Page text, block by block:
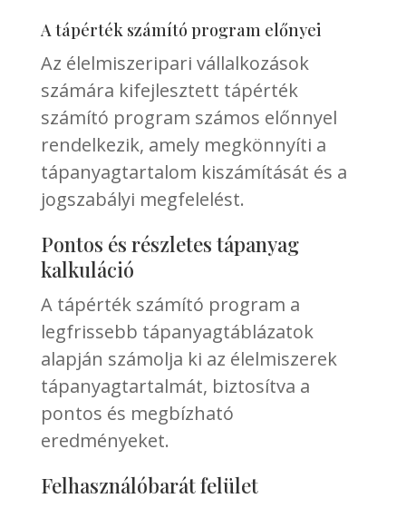
A tápérték számító program előnyei
Az élelmiszeripari vállalkozások
számára kifejlesztett tápérték
számító program számos előnnyel
rendelkezik, amely megkönnyíti a
tápanyagtartalom kiszámítását és a
jogszabályi megfelelést.
Pontos és részletes tápanyag
kalkuláció
A tápérték számító program a
legfrissebb tápanyagtáblázatok
alapján számolja ki az élelmiszerek
tápanyagtartalmát, biztosítva a
pontos és megbízható
eredményeket.
Felhasználóbarát felület